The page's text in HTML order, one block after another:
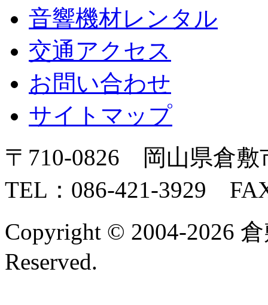
音響機材レンタル
交通アクセス
お問い合わせ
サイトマップ
〒710-0826 岡山県倉敷
TEL：086-421-3929
Copyright © 2004-2026
Reserved.